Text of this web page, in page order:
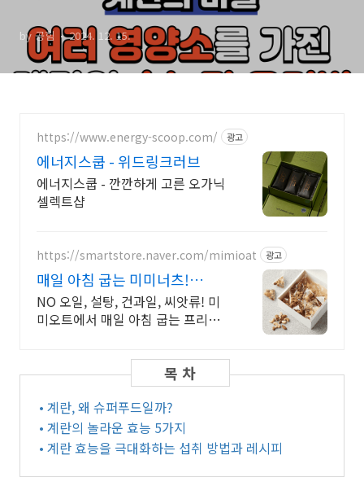
by 공힘 2024. 12. 15.
https://www.energy-scoop.com/ 광고
에너지스쿱 - 위드링크러브
에너지스쿱 - 깐깐하게 고른 오가닉
셀렉트샵
https://smartstore.naver.com/mimioat 광고
매일 아침 굽는 미미너츠!
100% 햇 견과류
NO 오일, 설탕, 건과일, 씨앗류! 미
미오트에서 매일 아침 굽는 프리미
견과로만 맛을 냅니다. 나를 위한 건
강한 선택, 미미너츠!
• 계란, 왜 슈퍼푸드일까?
• 계란의 놀라운 효능 5가지
• 계란 효능을 극대화하는 섭취 방법과 레시피